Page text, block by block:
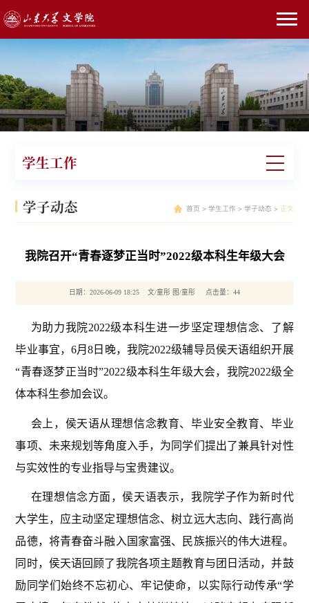
学生工作
学子动态 首页 > 学生工作 > 学子动态 > 正文
我院召开“青春逐梦正当时”2022级本科生年级大会
日期：2026-06-09 18:25 文/童彤 图/童彤 点击量： 44
为助力我院2022级本科生进一步坚定理想信念、了解
毕业事宜，6月8日晚，我院2022级辅导员侯天语组织开展
“青春逐梦正当时”2022级本科生年级大会，我院2022级全
体本科生参加会议。
会上，侯天语从理想信念教育、毕业安全教育、毕业
事项、未来规划等角度入手，为同学们提出了兼具针对性
与实效性的专业指导与宝贵建议。
在理想信念方面，侯天语表示，我院学子作为新时代
大学生，应主动坚定理想信念、树立远大志向、践行高尚
品德，将青春奋斗融入国家富强、民族振兴的伟大进程。
同时，侯天语回顾了我院各项主题教育与团日活动，并鼓
励同学们始终不忘初心、牢记使命，以实际行动传承“学